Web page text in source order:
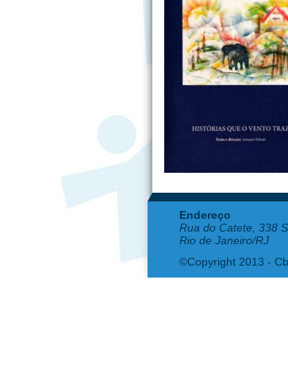
Endereço
Rua do Catete, 338
Rio de Janeiro/RJ
©Copyright 2013 -